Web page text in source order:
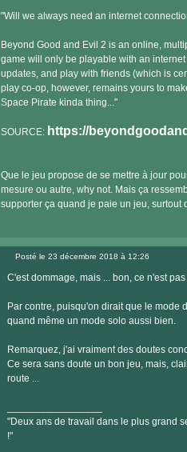
"Will we always need an internet
Beyond Good and Evil 2 is an online,
game will only be playable with an
updates, and play with friends (which is
play co-op, however, remains yours to
Space Pirate kinda thing..."
SOURCE: https://
Que le jeu propose de se mettre à jour
mesure ou autre, why not. Mais ça
supporter ça quand je paie un jeu, surtout
Posté le 23 décembre 2018 à 12:26
C'est dommage, mais ... bon, ce n'est
Par contre, puisqu'on dirait que le mode
quand même un mode solo aussi bien.
Remarquez, j'ai vraiment des doutes
Ce sera sans doute un bon jeu, mais,
route ...
"Deux ans de travail dans le plus grand
!"